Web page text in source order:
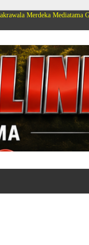
Mediatama Group